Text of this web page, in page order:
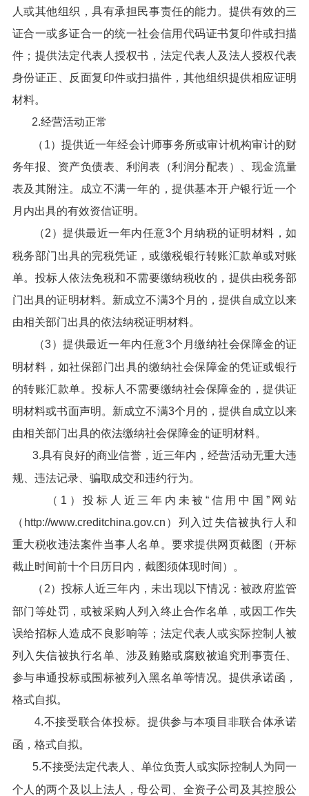
人或其他组织，具有承担民事责任的能力。提供有效的三
证合一或多证合一的统一社会信用代码证书复印件或扫描
件；提供法定代表人授权书，法定代表人及法人授权代表
身份证正、反面复印件或扫描件，其他组织提供相应证明
材料。
2.经营活动正常
（1）提供近一年经会计师事务所或审计机构审计的财
务年报、资产负债表、利润表（利润分配表）、现金流量
表及其附注。成立不满一年的，提供基本开户银行近一个
月内出具的有效资信证明。
（2）提供最近一年内任意3个月纳税的证明材料，如
税务部门出具的完税凭证，或缴税银行转账汇款单或对账
单。投标人依法免税和不需要缴纳税收的，提供由税务部
门出具的证明材料。新成立不满3个月的，提供自成立以来
由相关部门出具的依法纳税证明材料。
（3）提供最近一年内任意3个月缴纳社会保障金的证
明材料，如社保部门出具的缴纳社会保障金的凭证或银行
的转账汇款单。投标人不需要缴纳社会保障金的，提供证
明材料或书面声明。新成立不满3个月的，提供自成立以来
由相关部门出具的依法缴纳社会保障金的证明材料。
3.具有良好的商业信誉，近三年内，经营活动无重大违
规、违法记录、骗取成交和违约行为。
（1）投标人近三年内未被“信用中国”网站
（http://www.creditchina.gov.cn）列入过失信被执行人和
重大税收违法案件当事人名单。要求提供网页截图（开标
截止时间前十个日历日内，截图须体现时间）。
（2）投标人近三年内，未出现以下情况：被政府监管
部门等处罚，或被采购人列入终止合作名单，或因工作失
误给招标人造成不良影响等；法定代表人或实际控制人被
列入失信被执行名单、涉及贿赂或腐败被追究刑事责任、
参与串通投标或围标被列入黑名单等情况。提供承诺函，
格式自拟。
4.不接受联合体投标。提供参与本项目非联合体承诺
函，格式自拟。
5.不接受法定代表人、单位负责人或实际控制人为同一
个人的两个及以上法人，母公司、全资子公司及其控股公